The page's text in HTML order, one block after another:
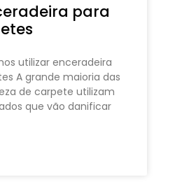
para
utilizar enceradeira
A grande maioria das
de carpete utilizam
que vão danificar